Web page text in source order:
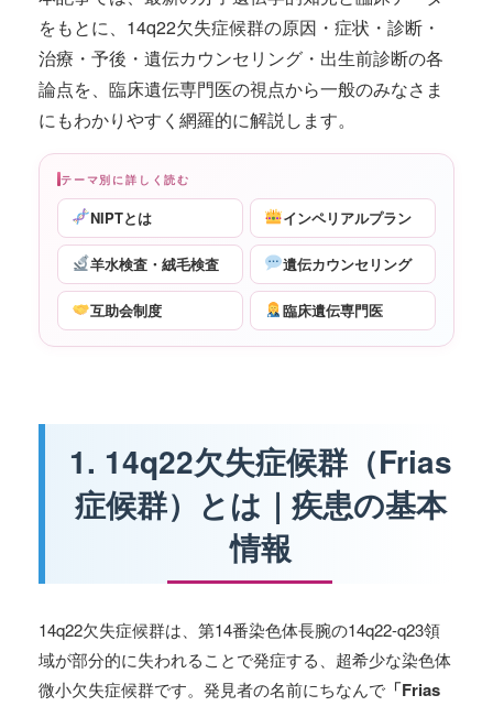
をもとに、14q22欠失症候群の原因・症状・診断・
治療・予後・遺伝カウンセリング・出生前診断の各
論点を、臨床遺伝専門医の視点から一般のみなさま
にもわかりやすく網羅的に解説します。
テーマ別に詳しく読む
NIPTとは インペリアルプラン
羊水検査・絨毛検査 遺伝カウンセリング
互助会制度 臨床遺伝専門医
1. 14q22欠失症候群（Frias
症候群）とは｜疾患の基本
情報
14q22欠失症候群は、第14番染色体長腕の14q22-q23領
域が部分的に失われることで発症する、超希少な染色体
微小欠失症候群です。発見者の名前にちなんで 「Frias